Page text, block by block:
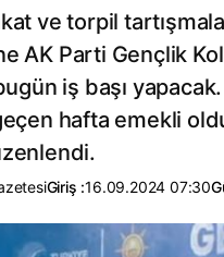
ve torpil
AK Parti Gençlik
iş başı
hafta emekli
Giriş :16.09.2024 07:30